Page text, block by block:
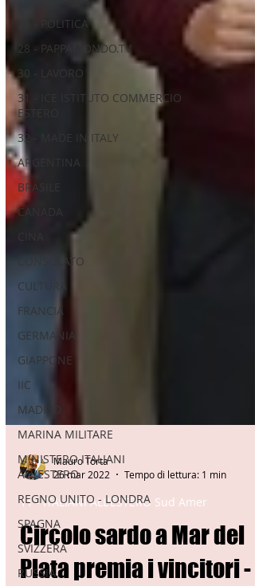
26 - POLITICA
28 - PAPPAMONDO.TV
30 - LAVORO
31 - ICE ISTITUTO COMMERCIO
ESTERO
32 - MADE IN ITALY
ARGENTINA
BRASILE
CANADA
CONSOLATO
CULTURA
FRANCIA
GERMANIA
GIAPPONE
IIC
MADRID
MARINA MILITARE
MINISTERO ITALIANI
ALL'ESTERO
REGNO UNITO - LONDRA
SPAGNA
SVIZZERA
RUSSIA
Mauro Torta
26 mar 2022
Tempo di lettura: 1 min
11 - ITALIANI ALL'ESTERO Sud Amer
Circolo sardo a Mar del